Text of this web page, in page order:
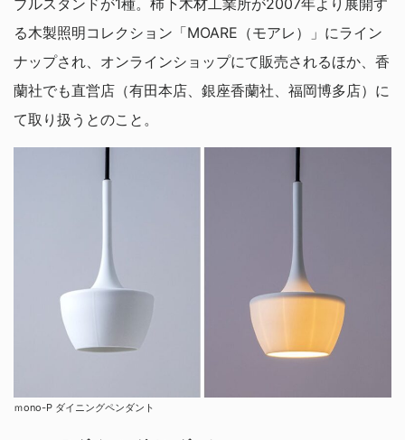
ブルスタンドが1種。柿下木材工業所が2007年より展開す
る木製照明コレクション「MOARE（モアレ）」にライン
ナップされ、オンラインショップにて販売されるほか、香
蘭社でも直営店（有田本店、銀座香蘭社、福岡博多店）に
て取り扱うとのこと。
ｍono-P ダイニングペンダント